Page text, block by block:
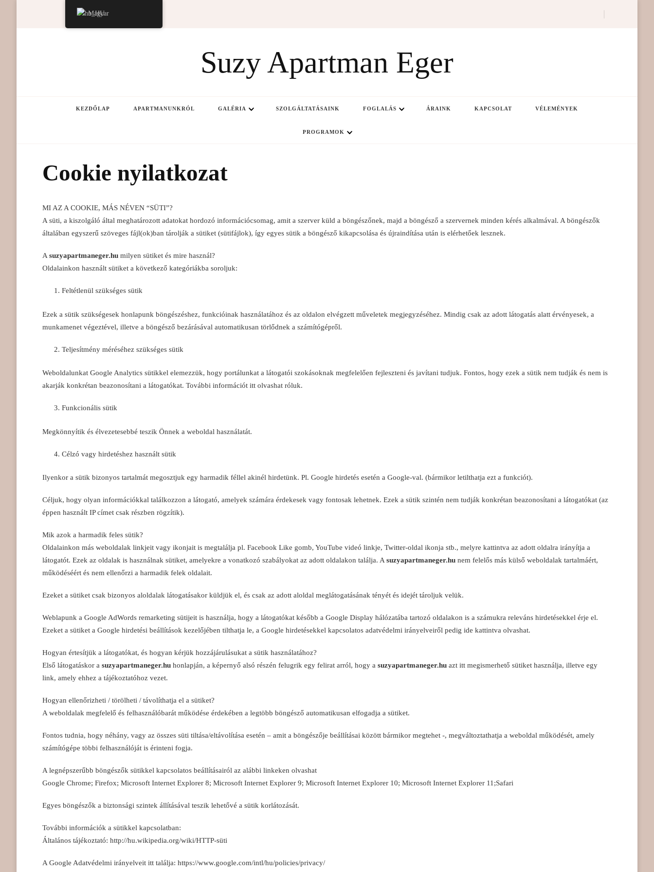
Suzy Apartman Eger
KEZDŐLAP APARTMANUNKRÓL GALÉRIA SZOLGÁLTATÁSAINK FOGLALÁS ÁRAINK KAPCSOLAT VÉLEMÉNYEK
PROGRAMOK
Cookie nyilatkozat
MI AZ A COOKIE, MÁS NÉVEN “SÜTI”?
A süti, a kiszolgáló által meghatározott adatokat hordozó információcsomag, amit a szerver küld a böngészőnek, majd a böngésző a szervernek minden kérés alkalmával. A böngészők
általában egyszerű szöveges fájl(ok)ban tárolják a sütiket (sütifájlok), így egyes sütik a böngésző kikapcsolása és újraindítása után is elérhetőek lesznek.
A suzyapartmaneger.humilyen sütiket és mire használ?
Oldalainkon használt sütiket a következő kategóriákba soroljuk:
Feltétlenül szükséges sütik
Ezek a sütik szükségesek honlapunk böngészéshez, funkcióinak használatához és az oldalon elvégzett műveletek megjegyzéséhez. Mindig csak az adott látogatás alatt érvényesek, a
munkamenet végeztével, illetve a böngésző bezárásával automatikusan törlődnek a számítógépről.
Teljesítmény méréséhez szükséges sütik
Weboldalunkat Google Analytics sütikkel elemezzük, hogy portálunkat a látogatói szokásoknak megfelelően fejleszteni és javítani tudjuk. Fontos, hogy ezek a sütik nem tudják és nem is
akarják konkrétan beazonosítani a látogatókat. További információt itt olvashat róluk.
Funkcionális sütik
Megkönnyítik és élvezetesebbé teszik Önnek a weboldal használatát.
Célzó vagy hirdetéshez használt sütik
Ilyenkor a sütik bizonyos tartalmát megosztjuk egy harmadik féllel akinél hirdetünk. Pl. Google hirdetés esetén a Google-val. (bármikor letilthatja ezt a funkciót).
Céljuk, hogy olyan információkkal találkozzon a látogató, amelyek számára érdekesek vagy fontosak lehetnek. Ezek a sütik szintén nem tudják konkrétan beazonosítani a látogatókat (az
éppen használt IP címet csak részben rögzítik).
Mik azok a harmadik feles sütik?
Oldalainkon más weboldalak linkjeit vagy ikonjait is megtalálja pl. Facebook Like gomb, YouTube videó linkje, Twitter-oldal ikonja stb., melyre kattintva az adott oldalra irányítja a
látogatót. Ezek az oldalak is használnak sütiket, amelyekre a vonatkozó szabályokat az adott oldalakon találja. A suzyapartmaneger.hunem felelős más külső weboldalak tartalmáért,
működéséért és nem ellenőrzi a harmadik felek oldalait.
Ezeket a sütiket csak bizonyos aloldalak látogatásakor küldjük el, és csak az adott aloldal meglátogatásának tényét és idejét tároljuk velük.
Weblapunk a Google AdWords remarketing sütijeit is használja, hogy a látogatókat később a Google Display hálózatába tartozó oldalakon is a számukra releváns hirdetésekkel érje el.
Ezeket a sütiket a Google hirdetési beállítások kezelőjében tilthatja le, a Google hirdetésekkel kapcsolatos adatvédelmi irányelveiről pedig ide kattintva olvashat.
Hogyan értesítjük a látogatókat, és hogyan kérjük hozzájárulásukat a sütik használatához?
Első látogatáskor a suzyapartmaneger.huhonlapján, a képernyő alsó részén felugrik egy felirat arról, hogy a suzyapartmaneger.hu azt itt megismerhető sütiket használja, illetve egy
link, amely ehhez a tájékoztatóhoz vezet.
Hogyan ellenőrizheti / törölheti / távolíthatja el a sütiket?
A weboldalak megfelelő és felhasználóbarát működése érdekében a legtöbb böngésző automatikusan elfogadja a sütiket.
Fontos tudnia, hogy néhány, vagy az összes süti tiltása/eltávolítása esetén – amit a böngészője beállításai között bármikor megtehet -, megváltoztathatja a weboldal működését, amely
számítógépe többi felhasználóját is érinteni fogja.
A legnépszerűbb böngészők sütikkel kapcsolatos beállításairól az alábbi linkeken olvashat
Google Chrome; Firefox; Microsoft Internet Explorer 8; Microsoft Internet Explorer 9; Microsoft Internet Explorer 10; Microsoft Internet Explorer 11;Safari
Egyes böngészők a biztonsági szintek állításával teszik lehetővé a sütik korlátozását.
További információk a sütikkel kapcsolatban:
Általános tájékoztató: http://hu.wikipedia.org/wiki/HTTP-süti
A Google Adatvédelmi irányelveit itt találja: https://www.google.com/intl/hu/policies/privacy/
Magyar